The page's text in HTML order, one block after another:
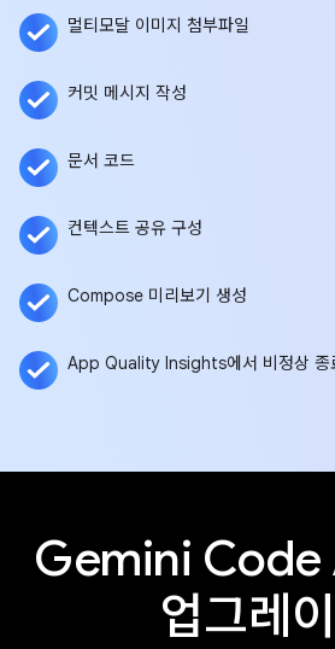
멀티모달 이미지 첨부파일
커밋 메시지 작성
문서 코드
컨텍스트 공유 구성
Compose 미리보기 생성
App Quality Insights에서 비정상 종
Gemini Code
업그레